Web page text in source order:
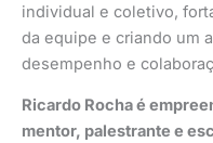
individual e coletivo,
da equipe e criando um
desempenho e
Ricardo Rocha é
mentor, palestrante e